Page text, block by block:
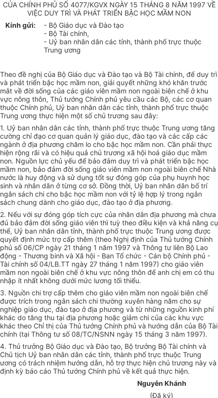
CỦA CHÍNH PHỦ SỐ 4077/KGVX NGÀY 15 THÁNG 8 NĂM 1997 VỀ
VIỆC DUY TRÌ VÀ PHÁT TRIỂN BẬC HỌC MẦM NON
Kính gửi:
- Bộ Giáo dục và Đào tạo
- Bộ Tài chính,
- Uỷ ban nhân dân các tỉnh, thành phố trực thuộc
Trung ương
Theo đề nghị của Bộ Giáo dục và Đào tạo và Bộ Tài chính, để duy trì
và phát triển bậc học mầm non, giải quyết những khó khăn trước
mắt về đời sống của các giáo viên mầm non ngoài biên chế ở khu
vực nông thôn, Thủ tướng Chính phủ yêu cầu các Bộ, các cơ quan
thuộc Chính phủ, Uỷ ban nhân dân các tỉnh, thành phố trực thuộc
Trung ương thực hiện một số chủ trương sau đây:
1. Uỷ ban nhân dân các tỉnh, thành phố trực thuộc Trung ương tăng
cường chỉ đạo cơ quan quản lý giáo dục, đào tạo và các cấp các
ngành ở địa phương chăm lo cho bậc học mầm non. Cần phải thực
hiện rộng rãi và có hiệu quả chủ trương xã hội hoá giáo dục mầm
non. Nguồn lực chủ yếu để bảo đảm duy trì và phát triển bậc học
mầm non, bảo đảm đời sống giáo viên mầm non ngoài biên chế Nhà
nước là huy động và sử dụng tốt sự đóng góp của phụ huynh học
sinh và nhân dân ở từng cơ sở. Đồng thời, Uỷ ban nhân dân bố trí
ngân sách chi cho bậc học mầm non với tỷ lệ hợp lý trong ngân
sách chung dành cho giáo dục, đào tạo ở địa phương.
2. Nếu với sự đóng góp tích cực của nhân dân địa phương mà chưa
đủ bảo đảm đời sống giáo viên thì tuỳ theo điều kiện và khả năng cụ
thể, Uỷ ban nhân dân tỉnh, thành phố trực thuộc Trung ương được
quyết định mức trợ cấp thêm (theo Nghị định của Thủ tướng Chính
phủ số 06/CP ngày 21 tháng 1 năm 1997 và Thông tư liên Bộ Lao
động - Thương binh và Xã hội - Ban Tổ chức - Cán bộ Chính phủ -
Tài chính số 04/LB.TT ngày 27 tháng 1 năm 1997) cho giáo viên
mầm non ngoài biên chế ở khu vực nông thôn để anh chị em có thu
nhập ít nhất không dưới mức lương tối thiểu.
3. Nguồn chi trợ cấp thêm cho giáo viên mầm non ngoài biên chế
được trích trong ngân sách chi thường xuyên hàng năm cho sự
nghiệp giáo dục, đào tạo ở địa phương và từ những nguồn kinh phí
khác do tăng thu tại địa phương hoặc giảm chi của các khu vực
khác theo Chỉ thị của Thủ tướng Chính phủ và hướng dẫn của Bộ Tài
chính (tại Thông tư số 08/TC/NSNN ngày 15 tháng 3 năm 1997).
4. Thủ trưởng Bộ Giáo dục và Đào tạo, Bộ trưởng Bộ Tài chính và
Chủ tịch Uỷ ban nhân dân các tỉnh, thành phố trực thuộc Trung
ương có trách nhiệm hướng dẫn, hỗ trợ thực hiện chủ trương này và
định kỳ báo cáo Thủ tướng Chính phủ về kết quả thực hiện.
Nguyễn Khánh
(Đã ký)